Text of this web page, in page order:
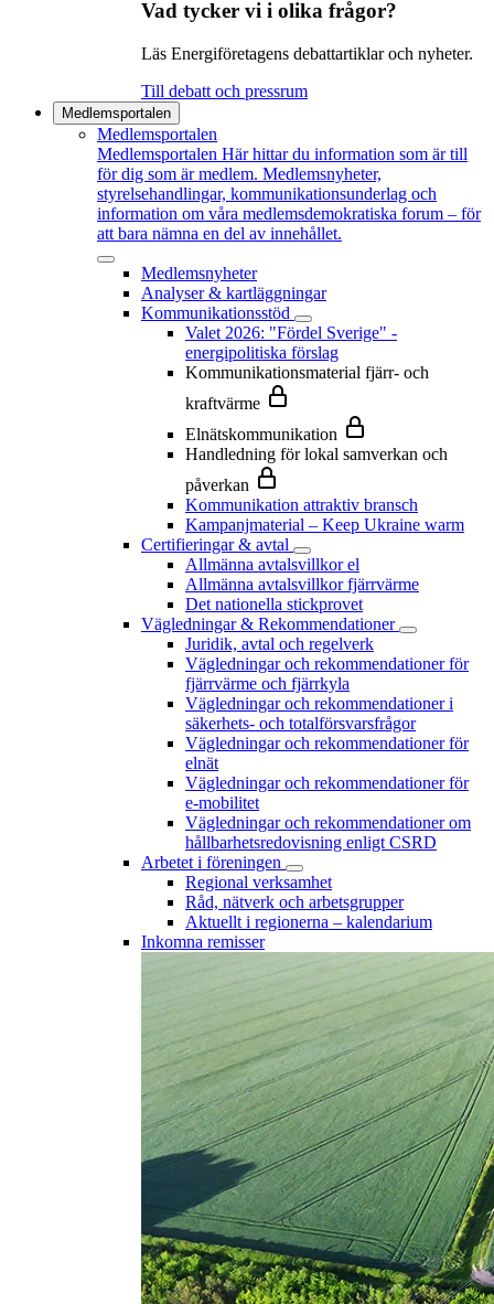
Vad tycker vi i olika frågor?
Läs Energiföretagens debattartiklar och nyheter.
Till debatt och pressrum
Medlemsportalen
Medlemsportalen
Medlemsportalen Här hittar du information som är till
för dig som är medlem. Medlemsnyheter,
styrelsehandlingar, kommunikationsunderlag och
information om våra medlemsdemokratiska forum – för
att bara nämna en del av innehållet.
Medlemsnyheter
Analyser & kartläggningar
Kommunikationsstöd
Valet 2026: "Fördel Sverige" -
energipolitiska förslag
Kommunikationsmaterial fjärr- och
kraftvärme
Elnätskommunikation
Handledning för lokal samverkan och
påverkan
Kommunikation attraktiv bransch
Kampanjmaterial – Keep Ukraine warm
Certifieringar & avtal
Allmänna avtalsvillkor el
Allmänna avtalsvillkor fjärrvärme
Det nationella stickprovet
Vägledningar & Rekommendationer
Juridik, avtal och regelverk
Vägledningar och rekommendationer för
fjärrvärme och fjärrkyla
Vägledningar och rekommendationer i
säkerhets- och totalförsvarsfrågor
Vägledningar och rekommendationer för
elnät
Vägledningar och rekommendationer för
e-mobilitet
Vägledningar och rekommendationer om
hållbarhetsredovisning enligt CSRD
Arbetet i föreningen
Regional verksamhet
Råd, nätverk och arbetsgrupper
Aktuellt i regionerna – kalendarium
Inkomna remisser